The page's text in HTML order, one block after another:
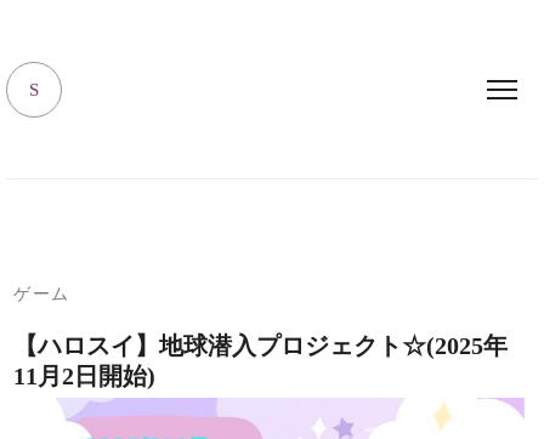
S
ゲーム
【ハロスイ】地球潜入プロジェクト☆(2025年
11月2日開始)